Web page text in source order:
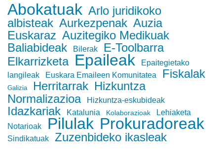
Abokatuak Arlo juridikoko
albisteak Aurkezpenak Auzia
Euskaraz Auzitegiko Medikuak
Baliabideak
Bilerak
E-Toolbarra
Elkarrizketa Epaileak
Epaitegietako
langileak
Euskara Emaileen Komunitatea Fiskalak
Galizia Herritarrak Hizkuntza
Normalizazioa
Hizkuntza-eskubideak
Idazkariak Katalunia Kolaborazioak
Lehiaketa
Notarioak
Pilulak Prokuradoreak
Sindikatuak Zuzenbideko ikasleak